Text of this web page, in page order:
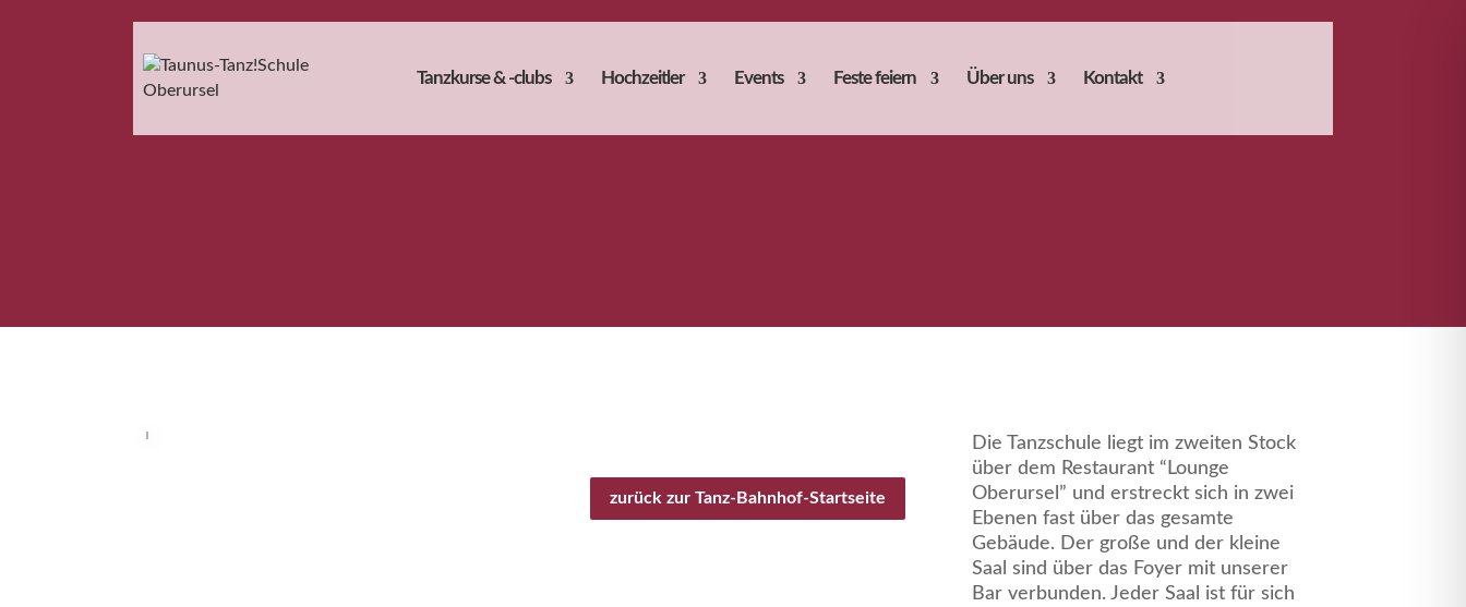
Tanzkurse & -clubs Hochzeitler Events Feste feiern Über uns Kontakt
zurück zur Tanz-Bahnhof-Startseite
Die Tanzschule liegt im zweiten Stock
über dem Restaurant “Lounge
Oberursel” und erstreckt sich in zwei
Ebenen fast über das gesamte
Gebäude. Der große und der kleine
Saal sind über das Foyer mit unserer
Bar verbunden. Jeder Saal ist für sich